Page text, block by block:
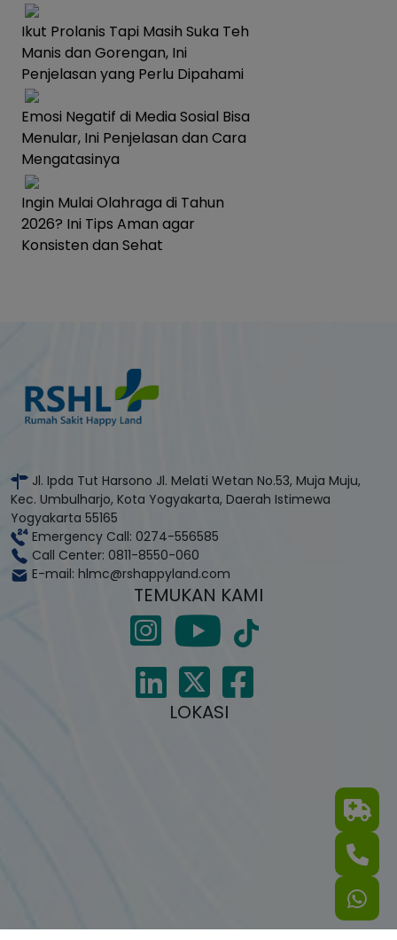
Ikut Prolanis Tapi Masih Suka Teh
Manis dan Gorengan, Ini
Penjelasan yang Perlu Dipahami
Emosi Negatif di Media Sosial Bisa
Menular, Ini Penjelasan dan Cara
Mengatasinya
Ingin Mulai Olahraga di Tahun
2026? Ini Tips Aman agar
Konsisten dan Sehat
Jl. Ipda Tut Harsono Jl. Melati Wetan No.53, Muja Muju,
Kec. Umbulharjo, Kota Yogyakarta, Daerah Istimewa
Yogyakarta 55165
Emergency Call: 0274-556585
Call Center: 0811-8550-060
E-mail: hlmc@rshappyland.com
TEMUKAN KAMI
LOKASI